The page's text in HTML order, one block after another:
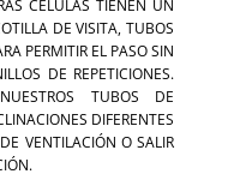
CÉLULAS TIENEN UN
DE VISITA, TUBOS
PERMITIR EL PASO SIN
DE REPETICIONES.
TUBOS DE
DIFERENTES
VENTILACIÓN O SALIR